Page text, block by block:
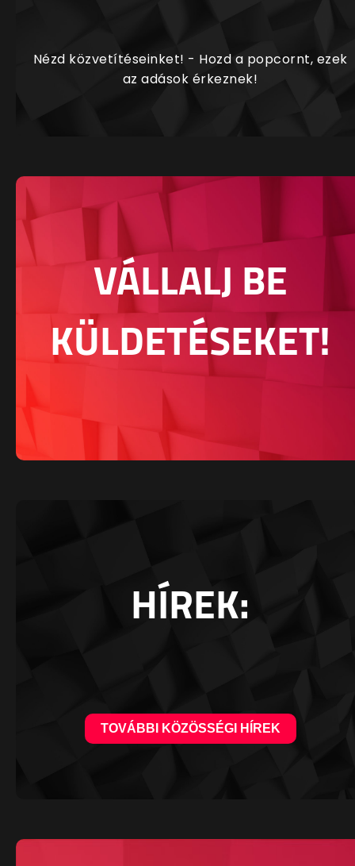
Nézd közvetítéseinket! - Hozd a popcornt, ezek
az adások érkeznek!
VÁLLALJ BE
KÜLDETÉSEKET!
HÍREK:
TOVÁBBI KÖZÖSSÉGI HÍREK